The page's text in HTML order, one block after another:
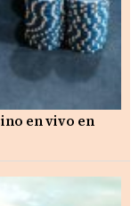
en vivo en